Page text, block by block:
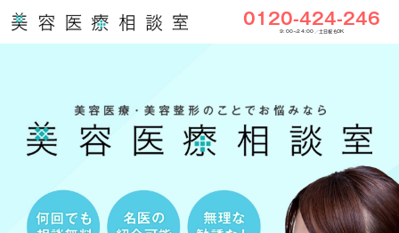
0120-424-246
9:00〜24:00／土日祝もOK